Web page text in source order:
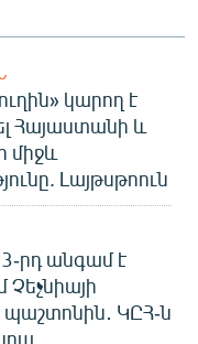
կարող է
Հայաստանի և
միջև
Լայթսթոուն
րդ անգամ է
Չեչնիայի
ԿԸՀ-ն